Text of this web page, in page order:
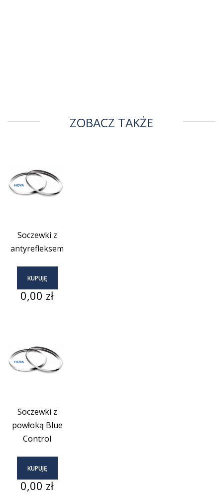
ZOBACZ TAKŻE
Soczewki z
antyrefleksem
KUPUJĘ
Cena
0,00 zł
Soczewki z
powłoką Blue
Control
KUPUJĘ
Cena
0,00 zł